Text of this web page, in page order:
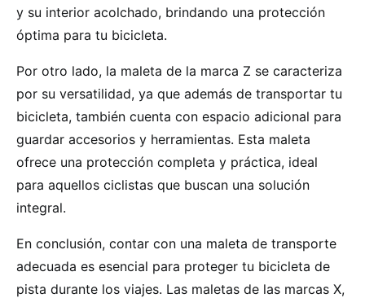
y su interior acolchado, brindando una protección
óptima para tu bicicleta.
Por otro lado, la maleta de la marca Z se caracteriza
por su versatilidad, ya que además de transportar tu
bicicleta, también cuenta con espacio adicional para
guardar accesorios y herramientas. Esta maleta
ofrece una protección completa y práctica, ideal
para aquellos ciclistas que buscan una solución
integral.
En conclusión, contar con una maleta de transporte
adecuada es esencial para proteger tu bicicleta de
pista durante los viajes. Las maletas de las marcas X,